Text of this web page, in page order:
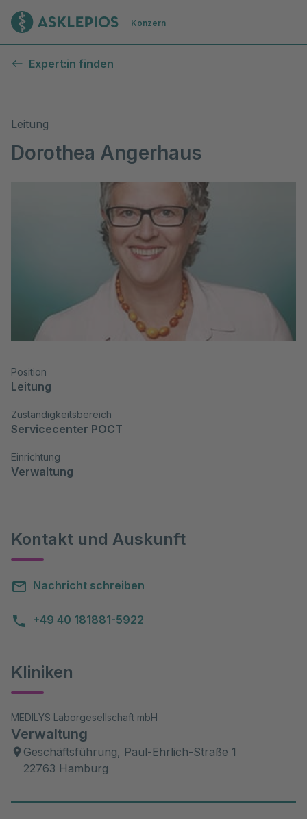
Zur Startseite
Konzern
Expert:in finden
Leitung
Dorothea Angerhaus
Position
Leitung
Zuständigkeitsbereich
Servicecenter POCT
Einrichtung
Verwaltung
Kontakt und Auskunft
Nachricht schreiben
+49 40 181881-5922
Kliniken
MEDILYS Laborgesellschaft mbH
Verwaltung
Geschäftsführung, Paul-Ehrlich-Straße 1
22763 Hamburg